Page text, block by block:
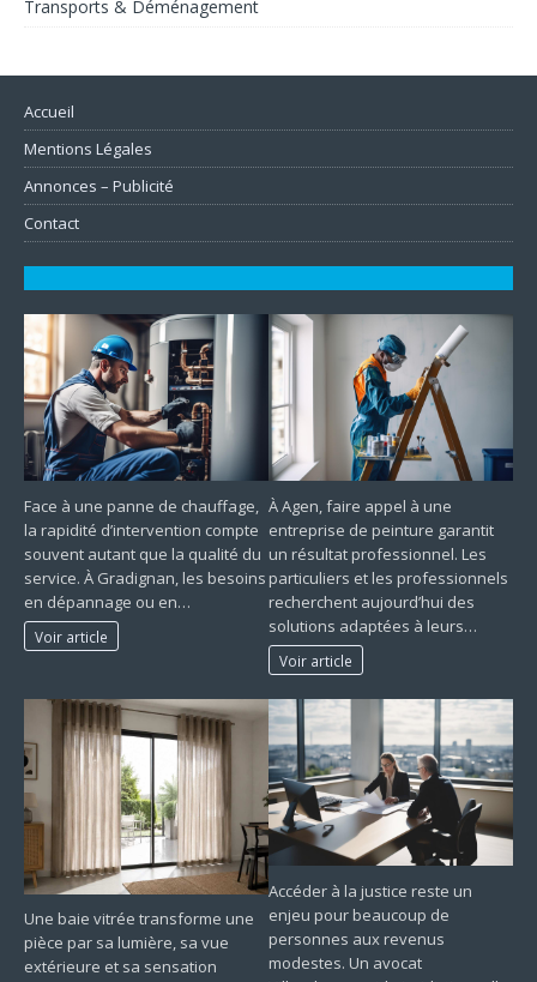
Transports & Déménagement
Accueil
Mentions Légales
Annonces – Publicité
Contact
Face à une panne de chauffage,
la rapidité d’intervention compte
souvent autant que la qualité du
service. À Gradignan, les besoins
en dépannage ou en…
Voir article
À Agen, faire appel à une
entreprise de peinture garantit
un résultat professionnel. Les
particuliers et les professionnels
recherchent aujourd’hui des
solutions adaptées à leurs…
Voir article
Une baie vitrée transforme une
pièce par sa lumière, sa vue
extérieure et sa sensation
Accéder à la justice reste un
enjeu pour beaucoup de
personnes aux revenus
modestes. Un avocat